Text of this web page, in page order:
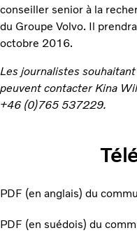
conseiller senior à la
du Groupe Volvo. Il
octobre 2016.
Les journalistes
peuvent contacter Kina
+46 (0)765 537229.
PDF (en anglais) du
PDF (en suédois) du